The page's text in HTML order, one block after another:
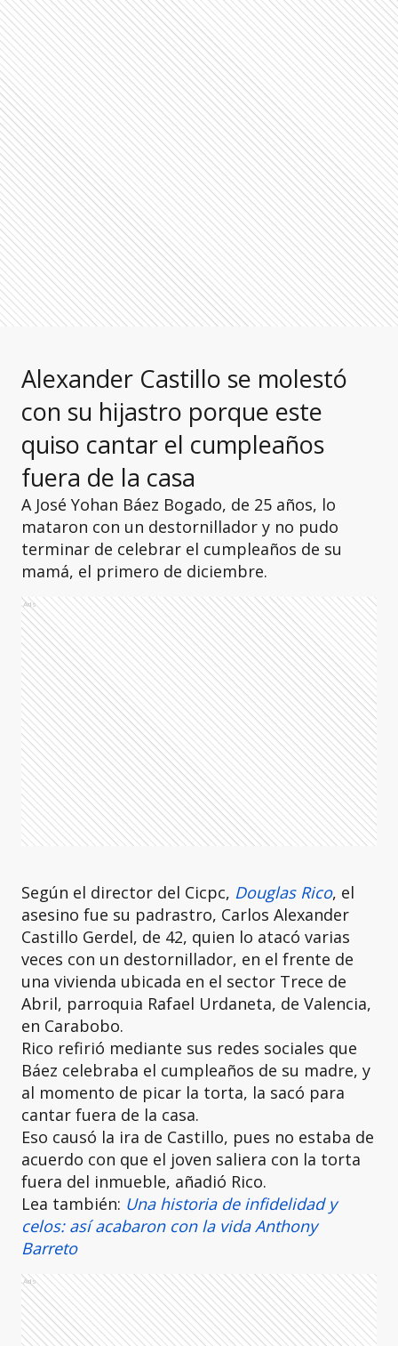
Alexander Castillo se molestó
con su hijastro porque este
quiso cantar el cumpleaños
fuera de la casa
A José Yohan Báez Bogado, de 25 años, lo
mataron con un destornillador y no pudo
terminar de celebrar el cumpleaños de su
mamá, el primero de diciembre.
Ads
Según el director del Cicpc, Douglas Rico, el
asesino fue su padrastro, Carlos Alexander
Castillo Gerdel, de 42, quien lo atacó varias
veces con un destornillador, en el frente de
una vivienda ubicada en el sector Trece de
Abril, parroquia Rafael Urdaneta, de Valencia,
en Carabobo.
Rico refirió mediante sus redes sociales que
Báez celebraba el cumpleaños de su madre, y
al momento de picar la torta, la sacó para
cantar fuera de la casa.
Eso causó la ira de Castillo, pues no estaba de
acuerdo con que el joven saliera con la torta
fuera del inmueble, añadió Rico.
Lea también: Una historia de infidelidad y
celos: así acabaron con la vida Anthony
Barreto
Ads